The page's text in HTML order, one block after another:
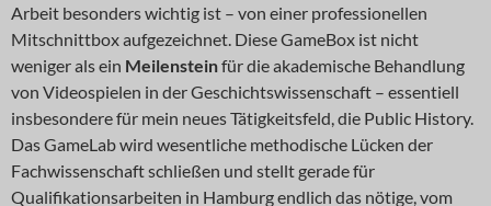
Arbeit besonders wichtig ist – von einer professionellen
Mitschnittbox aufgezeichnet. Diese GameBox ist nicht
weniger als ein Meilensteinfür die akademische Behandlung
von Videospielen in der Geschichtswissenschaft – essentiell
insbesondere für mein neues Tätigkeitsfeld, die Public History.
Das GameLab wird wesentliche methodische Lücken der
Fachwissenschaft schließen und stellt gerade für
Qualifikationsarbeiten in Hamburg endlich das nötige, vom